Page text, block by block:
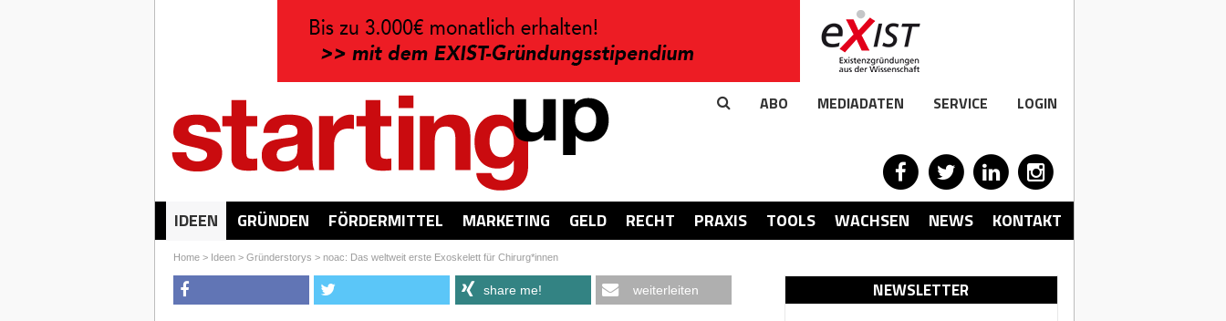
ABO MEDIADATEN SERVICE LOGIN
IDEEN GRÜNDEN FÖRDERMITTEL MARKETING GELD RECHT PRAXIS TOOLS WACHSEN NEWS KONTAKT
Home> Ideen> Gründerstorys > noac: Das weltweit erste Exoskelett für Chirurg*innen
NEWSLETTER
share me! weiterleiten